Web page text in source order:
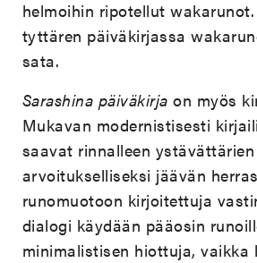
helmoihin ripotellut wakarunot.
tyttären päiväkirjassa
sata.
Sarashina päiväkirja on myös
Mukavan modernistisesti
saavat rinnalleen
arvoitukselliseksi jäävän
runomuotoon kirjoitettuja
dialogi käydään pääosin
minimalistisen hiottuja, vaikka